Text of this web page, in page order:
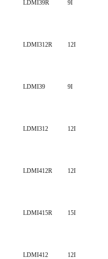
LDMI39R 9I
LDMI312R 12I
LDMI39 9I
LDMI312 12I
LDMI412R 12I
LDMI415R 15I
LDMI412 12I